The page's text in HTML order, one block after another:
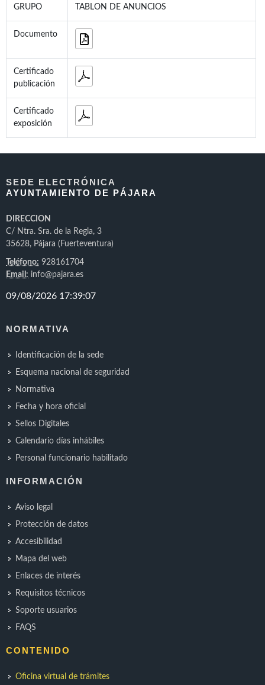
GRUPO TABLON DE ANUNCIOS
Documento
Certificado
publicación
Certificado
exposición
SEDE ELECTRÓNICA
AYUNTAMIENTO DE PÁJARA
DIRECCION
C/ Ntra. Sra. de la Regla, 3
35628, Pájara (Fuerteventura)
Teléfono: 928161704
Email: info@pajara.es
NORMATIVA
Identificación de la sede
Esquema nacional de seguridad
Normativa
Fecha y hora oficial
Sellos Digitales
Calendario días inhábiles
Personal funcionario habilitado
INFORMACIÓN
Aviso legal
Protección de datos
Accesibilidad
Mapa del web
Enlaces de interés
Requisitos técnicos
Soporte usuarios
FAQS
CONTENIDO
Oficina virtual de trámites